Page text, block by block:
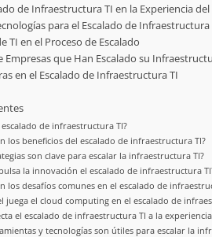
de Infraestructura TI en la Experiencia del
para el Escalado de Infraestructura
TI en el Proceso de Escalado
Empresas que Han Escalado su
en el Escalado de Infraestructura TI
escalado de infraestructura TI?
los beneficios del escalado de infraestructura TI?
son clave para escalar la infraestructura TI?
la innovación el escalado de infraestructura
los desafíos comunes en el escalado de
juega el cloud computing en el escalado de
el escalado de infraestructura TI a la
y tecnologías son útiles para escalar la